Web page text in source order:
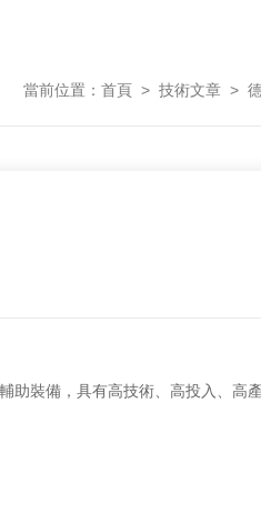
當前位置： 首頁> 技術文章>
備，具有高技術、高投入、